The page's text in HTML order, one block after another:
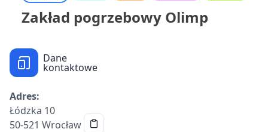
Zakład pogrzebowy Olimp
Dane
kontaktowe
Adres:
Łódzka 10
50-521 Wrocław